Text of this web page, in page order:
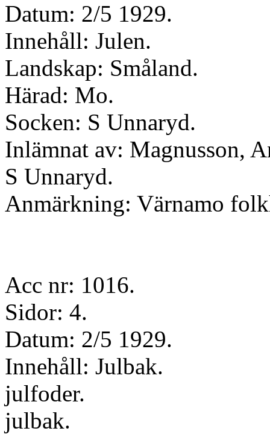
Datum: 2/5 1929.
Innehåll: Julen.
Landskap: Småland.
Härad: Mo.
Socken: S Unnaryd.
Inlämnat av: Magnusson,
S Unnaryd.
Anmärkning: Värnamo
Acc nr: 1016.
Sidor: 4.
Datum: 2/5 1929.
Innehåll: Julbak.
julfoder.
julbak.